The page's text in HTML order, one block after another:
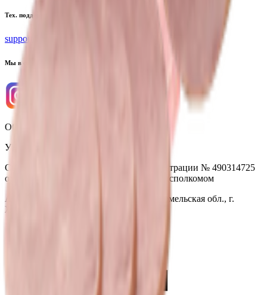
Тех. поддержка
support@yoda.by
Мы в соцсетях
ООО «Торговая сеть «Продмир»
УНП 490314725
Свидетельство о государственной регистрации № 490314725
от 30.05.2003г выдано Гомельским облисполкомом
Адрес: 247210, Республика Беларусь, Гомельская обл., г.
Жлобин, ул. Козлова 2-А